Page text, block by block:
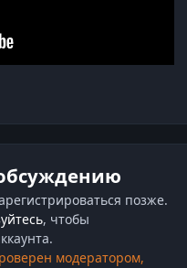
позже.
, чтобы
модератором,